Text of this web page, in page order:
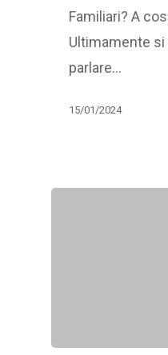
Familiari? A
Ultimamente
parlare…
15/01/2024